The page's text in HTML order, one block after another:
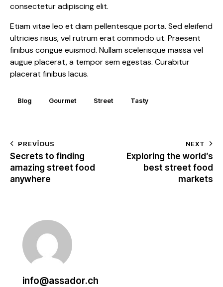
consectetur adipiscing elit.
Etiam vitae leo et diam pellentesque porta. Sed eleifend
ultricies risus, vel rutrum erat commodo ut. Praesent
finibus congue euismod. Nullam scelerisque massa vel
augue placerat, a tempor sem egestas. Curabitur
placerat finibus lacus.
Blog Gourmet Street Tasty
Yazı
gezinmesi
PREVIOUS
Secrets to finding
amazing street food
anywhere
NEXT
Exploring the world’s
best street food
markets
info@assador.ch